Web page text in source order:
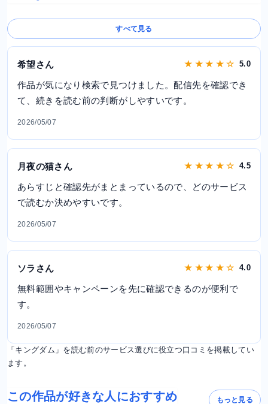
すべて見る
希望さん ★ ★ ★ ★ ☆ 5.0
作品が気になり検索で見つけました。配信先を確認でき
て、続きを読む前の判断がしやすいです。
2026/05/07
月夜の猫さん ★ ★ ★ ★ ☆ 4.5
あらすじと確認先がまとまっているので、どのサービス
で読むか決めやすいです。
2026/05/07
ソラさん ★ ★ ★ ★ ☆ 4.0
無料範囲やキャンペーンを先に確認できるのが便利で
す。
2026/05/07
「キングダム」を読む前のサービス選びに役立つ口コミを掲載してい
ます。
この作品が好きな人におすすめ もっと見る